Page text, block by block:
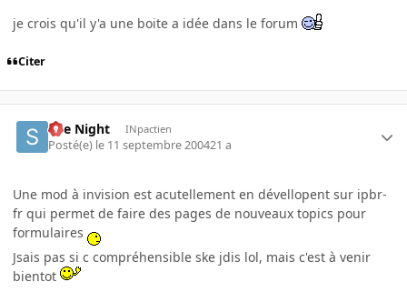
je crois qu'il y'a une boite a idée dans le forum
Citer
She Night INpactien
Posté(e) le 11 septembre 200421 a
Une mod à invision est acutellement en dévellopent sur ipbr-
fr qui permet de faire des pages de nouveaux topics pour
formulaires
Jsais pas si c compréhensible ske jdis lol, mais c'est à venir
bientot